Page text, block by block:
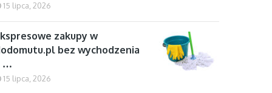
15 lipca, 2026
zakupy w
bez wychodzenia
…
15 lipca, 2026